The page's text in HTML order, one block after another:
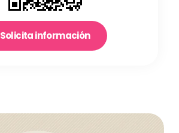
Solicita información